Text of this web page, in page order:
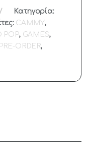
Κατηγορία:
CAMMY,
POP, GAMES,
PRE-ORDER,